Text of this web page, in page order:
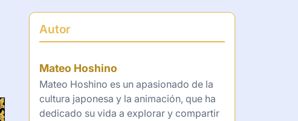
Autor
Mateo Hoshino
Mateo Hoshino es un apasionado de la
cultura japonesa y la animación, que ha
dedicado su vida a explorar y compartir